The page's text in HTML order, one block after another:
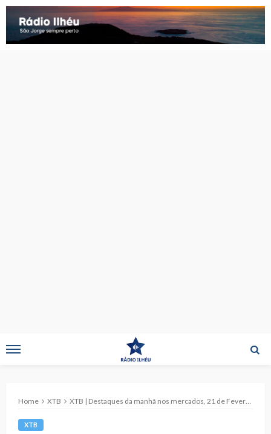
Home XTB XTB | Destaques da manhã nos mercados, 21 de Fevereiro de 2025
XTB